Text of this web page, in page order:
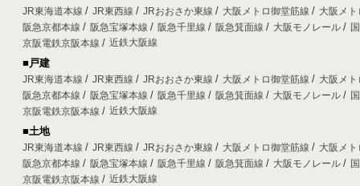
JR東海道本線 JR東西線 JRおおさか東線 大阪メトロ御堂筋線
大阪メ
阪急京都本線
阪急宝塚本線 阪急千里線 阪急箕面線 大阪モノレール
京阪電鉄京阪本線
近鉄大阪線
■戸建
JR東海道本線 JR東西線 JRおおさか東線 大阪メトロ御堂筋線
大阪メ
阪急京都本線
阪急宝塚本線 阪急千里線 阪急箕面線 大阪モノレール
京阪電鉄京阪本線
近鉄大阪線
■土地
JR東海道本線 JR東西線 JRおおさか東線 大阪メトロ御堂筋線
大阪メ
阪急京都本線
阪急宝塚本線 阪急千里線 阪急箕面線 大阪モノレール
京阪電鉄京阪本線
近鉄大阪線